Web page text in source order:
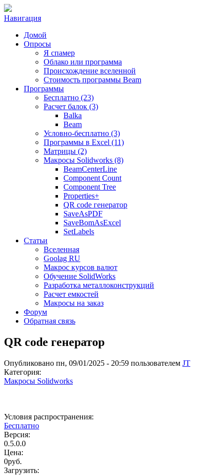
Навигация
Домой
Опросы
Я спамер
Облако или программа
Происхождение вселенной
Стоимость программы Beam
Программы
Бесплатно (23)
Расчет балок (3)
Balka
Beam
Условно-бесплатно (3)
Программы в Excel (11)
Матрицы (2)
Макросы Solidworks (8)
BeamCenterLine
Component Count
Component Tree
Properties+
QR code генератор
SaveAsPDF
SaveBomAsExcel
SetLabels
Статьи
Вселенная
Goolag RU
Макрос курсов валют
Обучение SolidWorks
Разработка металлоконструкций
Расчет емкостей
Макросы на заказ
Форум
Обратная связь
QR code генератор
Опубликовано пн, 09/01/2025 - 20:59 пользователем JT
Категория:
Макросы Solidworks
Условия распространения:
Бесплатно
Версия:
0.5.0.0
Цена:
0руб.
Загрузить: